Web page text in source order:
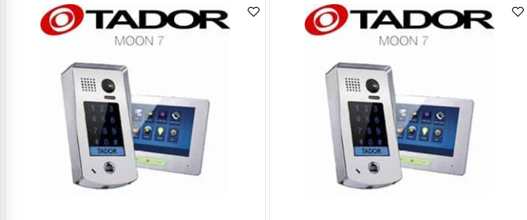
פרטים נוספים לרכישה פרטים נוספים לרכישה